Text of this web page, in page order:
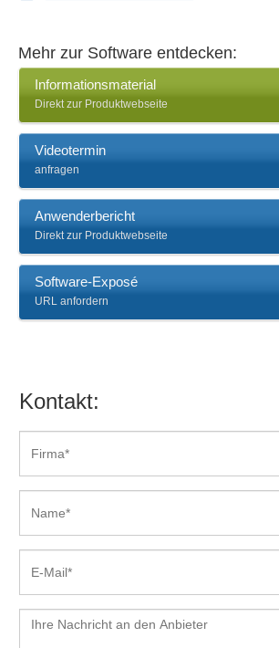
Zielvereinbarungen, Mitarbeitergespräche
Mehr zur Software entdecken:
Informationsmaterial
Direkt zur Produktwebseite
Videotermin
anfragen
Anwenderbericht
Direkt zur Produktwebseite
Software-Exposé
URL anfordern
Kontakt: